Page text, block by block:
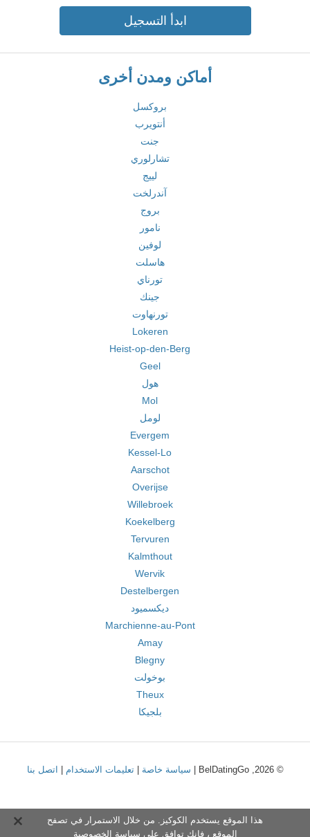
ابدأ التسجيل
أماكن ومدن أخرى
بروكسل
أنتويرب
جنت
تشارلوري
لييج
آندرلخت
بروج
نامور
لوفين
هاسلت
تورناي
جينك
تورنهاوت
Lokeren
Heist-op-den-Berg
Geel
هول
Mol
لومل
Evergem
Kessel-Lo
Aarschot
Overijse
Willebroek
Koekelberg
Tervuren
Kalmthout
Wervik
Destelbergen
ديكسميود
Marchienne-au-Pont
Amay
Blegny
بوخولت
Theux
بلجيكا
© 2026, BelDatingGo | سياسة خاصة |تعليمات الاستخدام اتصل بنا
هذا الموقع يستخدم الكوكيز. من خلال الاستمرار في تصفح
الموقع ، فإنك توافق على سياسة الخصوصية